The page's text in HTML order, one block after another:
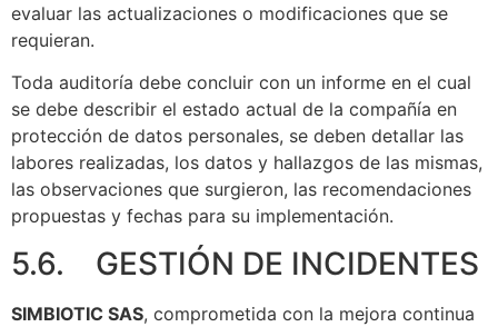
evaluar las actualizaciones o modificaciones que se
requieran.
Toda auditoría debe concluir con un informe en el cual
se debe describir el estado actual de la compañía en
protección de datos personales, se deben detallar las
labores realizadas, los datos y hallazgos de las mismas,
las observaciones que surgieron, las recomendaciones
propuestas y fechas para su implementación.
5.6. GESTIÓN DE INCIDENTES
SIMBIOTIC SAS, comprometida con la mejora continua